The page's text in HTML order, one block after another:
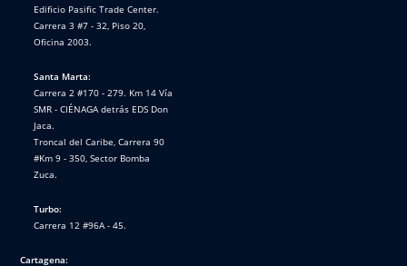
Edificio Pasific Trade Center.
Carrera 3 #7 - 32, Piso 20,
Oficina 2003.
Santa Marta:
Carrera 2 #170 - 279. Km 14 Vía
SMR - CIÉNAGA detrás EDS Don
Jaca.
Troncal del Caribe, Carrera 90
#Km 9 - 350, Sector Bomba
Zuca.
Turbo:
Carrera 12 #96A - 45.
Cartagena: